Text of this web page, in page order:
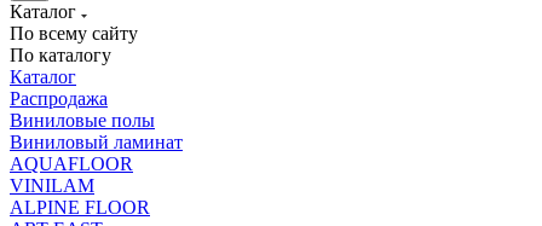
Каталог
По всему сайту
По каталогу
Каталог
Распродажа
Виниловые полы
Виниловый ламинат
AQUAFLOOR
VINILAM
ALPINE FLOOR